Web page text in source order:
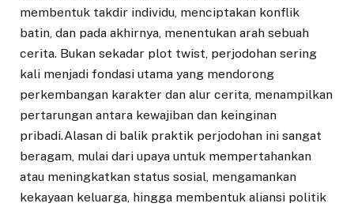
membentuk takdir individu, menciptakan konflik
batin, dan pada akhirnya, menentukan arah sebuah
cerita. Bukan sekadar plot twist, perjodohan sering
kali menjadi fondasi utama yang mendorong
perkembangan karakter dan alur cerita, menampilkan
pertarungan antara kewajiban dan keinginan
pribadi.Alasan di balik praktik perjodohan ini sangat
beragam, mulai dari upaya untuk mempertahankan
atau meningkatkan status sosial, mengamankan
kekayaan keluarga, hingga membentuk aliansi politik